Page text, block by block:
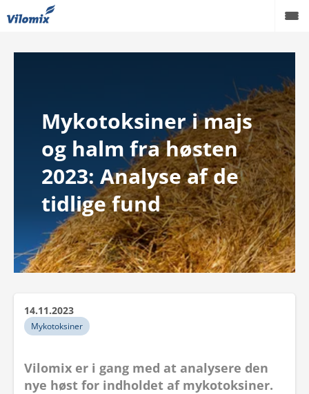
Mykotoksiner i majs
og halm fra høsten
2023: Analyse af de
tidlige fund
14.11.2023
Mykotoksiner
Vilomix er i gang med at analysere den
nye høst for indholdet af mykotoksiner.
Fjerkræ
Viden
Podcast
Karriere
Om os